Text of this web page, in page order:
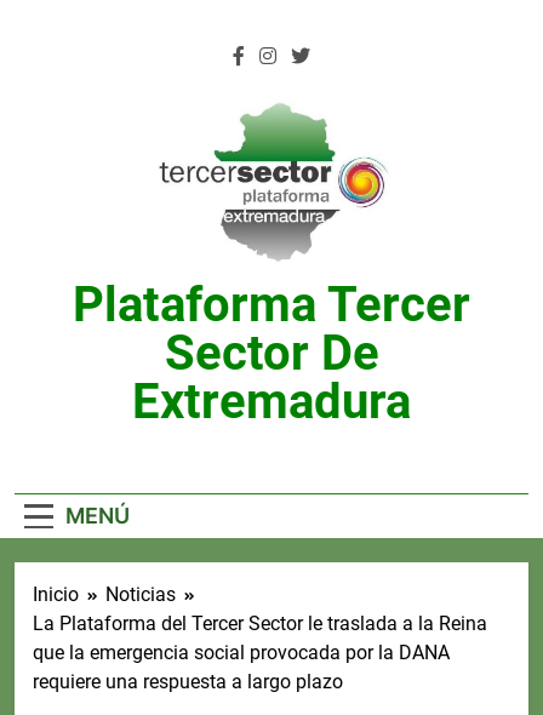
Plataforma Tercer
Sector De
Extremadura
MENÚ
Inicio
Noticias
La Plataforma del Tercer Sector le traslada a la Reina
que la emergencia social provocada por la DANA
requiere una respuesta a largo plazo